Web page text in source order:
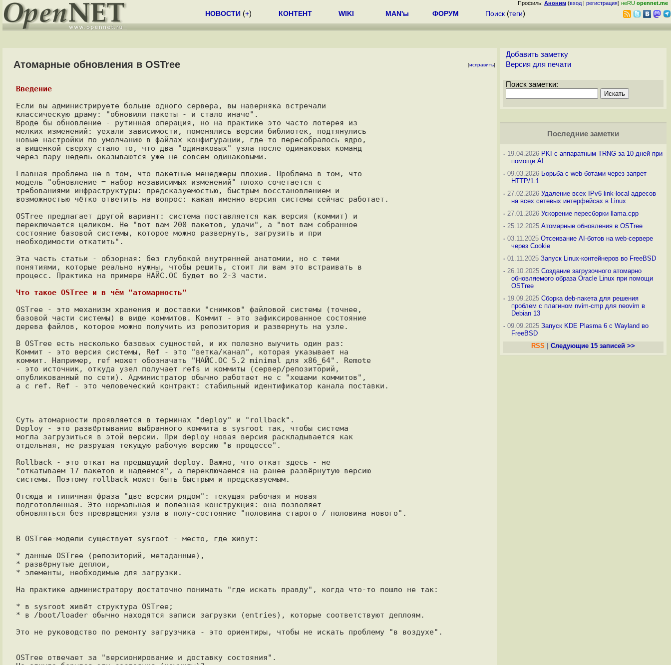
Профиль: Аноним (вход | регистрация) неRU opennet.me
НОВОСТИ (+) КОНТЕНТ WIKI MAN'ы ФОРУМ Поиск (теги)
Атомарные обновления в OSTree [исправить]
Введение
Если вы администрируете больше одного сервера, вы наверняка встречали
классическую драму: "обновили пакеты - и стало иначе".
Вроде бы обновление - рутинная операция, но на практике это часто лотерея из
мелких изменений: уехали зависимости, поменялись версии библиотек, подтянулись
новые настройки по умолчанию в файлах конфигурации, где-то пересобралось ядро,
а вишенкой сверху стало то, что два "одинаковых" узла после одинаковых команд
через пару недель оказываются уже не совсем одинаковыми.
Главная проблема не в том, что пакетные менеджеры плохие. Проблема в том, что
модель "обновление = набор независимых изменений" плохо сочетается с
требованиями инфраструктуры: предсказуемостью, быстрым восстановлением и
возможностью чётко ответить на вопрос: какая именно версия системы сейчас работает.
OSTree предлагает другой вариант: система поставляется как версия (коммит) и
переключается целиком. Не "вот вам 200 пакетов, удачи", а "вот вам собранное
состояние базовой системы, которое можно развернуть, загрузить и при
необходимости откатить".
Эта часть статьи - обзорная: без глубокой внутренней анатомии, но с теми
понятиями, которые реально нужны, чтобы решить, стоит ли вам это встраивать в
процесс. Практика на примере НАЙС.ОС будет во 2-3 части.
Что такое OSTree и в чём "атомарность"
OSTree - это механизм хранения и доставки "снимков" файловой системы (точнее,
базовой части системы) в виде коммитов. Коммит - это зафиксированное состояние
дерева файлов, которое можно получить из репозитория и развернуть на узле.
В OSTree есть несколько базовых сущностей, и их полезно выучить один раз:
Коммит - это версия системы, Ref - это "ветка/канал", которая указывает на
коммит. Например, ref может обозначать "НАЙС.ОС 5.2 minimal для x86_64". Remote
- это источник, откуда узел получает refs и коммиты (сервер/репозиторий,
опубликованный по сети). Администратор обычно работает не с "хешами коммитов",
а с ref. Ref - это человеческий контракт: стабильный идентификатор канала поставки.
Суть атомарности проявляется в терминах "deploy" и "rollback".
Deploy - это развёртывание выбранного коммита в sysroot так, чтобы система
могла загрузиться в этой версии. При deploy новая версия раскладывается как
отдельная, не разрушая текущую рабочую версию "в процессе".
Rollback - это откат на предыдущий deploy. Важно, что откат здесь - не
"откатываем 17 пакетов и надеемся", а переключаемся на ранее развёрнутую версию
системы. Поэтому rollback может быть быстрым и предсказуемым.
Отсюда и типичная фраза "две версии рядом": текущая рабочая и новая
подготовленная. Это нормальная и полезная конструкция: она позволяет
обновляться без превращения узла в полу-состояние "половина старого / половина нового".
В OSTree-модели существует sysroot - место, где живут:
* данные OSTree (репозиторий, метаданные),
* развёрнутые деплои,
* элементы, необходимые для загрузки.
На практике администратору достаточно понимать "где искать правду", когда что-то пошло не так:
* в sysroot живёт структура OSTree;
* в /boot/loader обычно находятся записи загрузки (entries), которые соответствуют деплоям.
Это не руководство по ремонту загрузчика - это ориентиры, чтобы не искать проблему "в воздухе".
OSTree отвечает за "версионирование и доставку состояния".
Добавить заметку
Версия для печати
Поиск заметки:
Последние заметки
-19.04.2026 PKI с аппаратным TRNG за 10 дней при
помощи AI
-09.03.2026 Борьба с web-ботами через запрет
HTTP/1.1
-27.02.2026 Удаление всех IPv6 link-local адресов
на всех сетевых интерфейсах в Linux
-27.01.2026 Ускорение пересборки llama.cpp
-25.12.2025 Атомарные обновления в OSTree
-03.11.2025 Отсеивание AI-ботов на web-сервере
через Cookie
-01.11.2025 Запуск Linux-контейнеров во FreeBSD
-26.10.2025 Создание загрузочного атомарно
обновляемого образа Oracle Linux при помощи
OSTree
-19.09.2025 Сборка deb-пакета для решения
проблем с плагином nvim-cmp для neovim в
Debian 13
-09.09.2025 Запуск KDE Plasma 6 с Wayland во
FreeBSD
RSS
Следующие 15 записей >>